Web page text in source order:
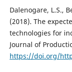
Dalenogare, L.S.,
(2018). The
technologies for
Journal of
https://doi.org/